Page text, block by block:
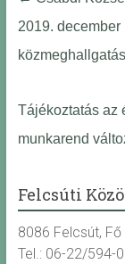
2019.
Tájékoztatás az
munkarend
Felcsúti
8086 Felcsút,
Tel.: 06-22/594-